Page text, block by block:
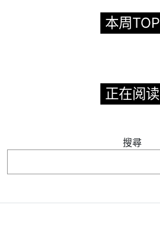
本周TOP
正在阅读
搜尋